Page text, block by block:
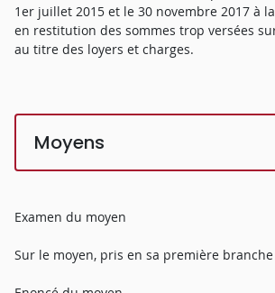
1er juillet 2015 et le 30 novembre 2017 à
en restitution des sommes trop versées
au titre des loyers et charges.
Moyens
Examen du moyen
Sur le moyen, pris en sa première branche